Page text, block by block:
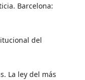
Barcelona:
del
La ley del más